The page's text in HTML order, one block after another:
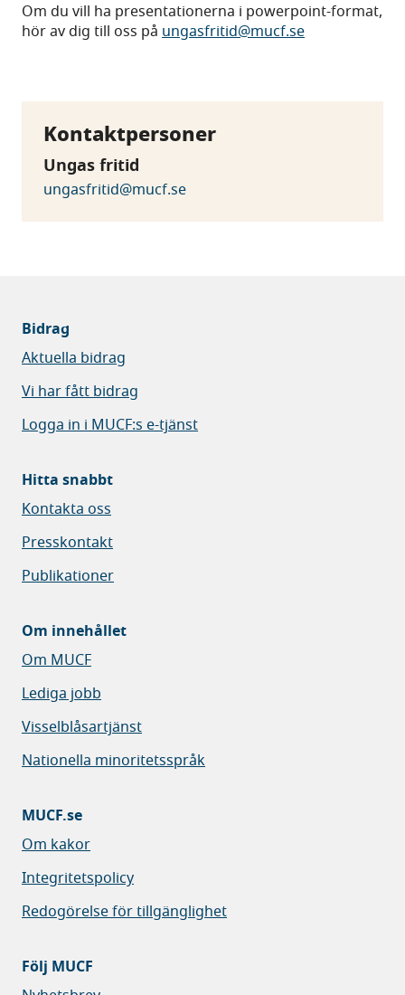
Kontaktpersoner
Ungas fritid
ungasfritid@mucf.se
Om du vill ha presentationerna i powerpoint-format,
hör av dig till oss på ungasfritid@mucf.se
Bidrag
Aktuella bidrag
Vi har fått bidrag
Logga in i MUCF:s e-tjänst
Hitta snabbt
Kontakta oss
Presskontakt
Publikationer
Om innehållet
Om MUCF
Lediga jobb
Visselblåsartjänst
Nationella minoritetsspråk
MUCF.se
Om kakor
Integritetspolicy
Redogörelse för tillgänglighet
Följ MUCF